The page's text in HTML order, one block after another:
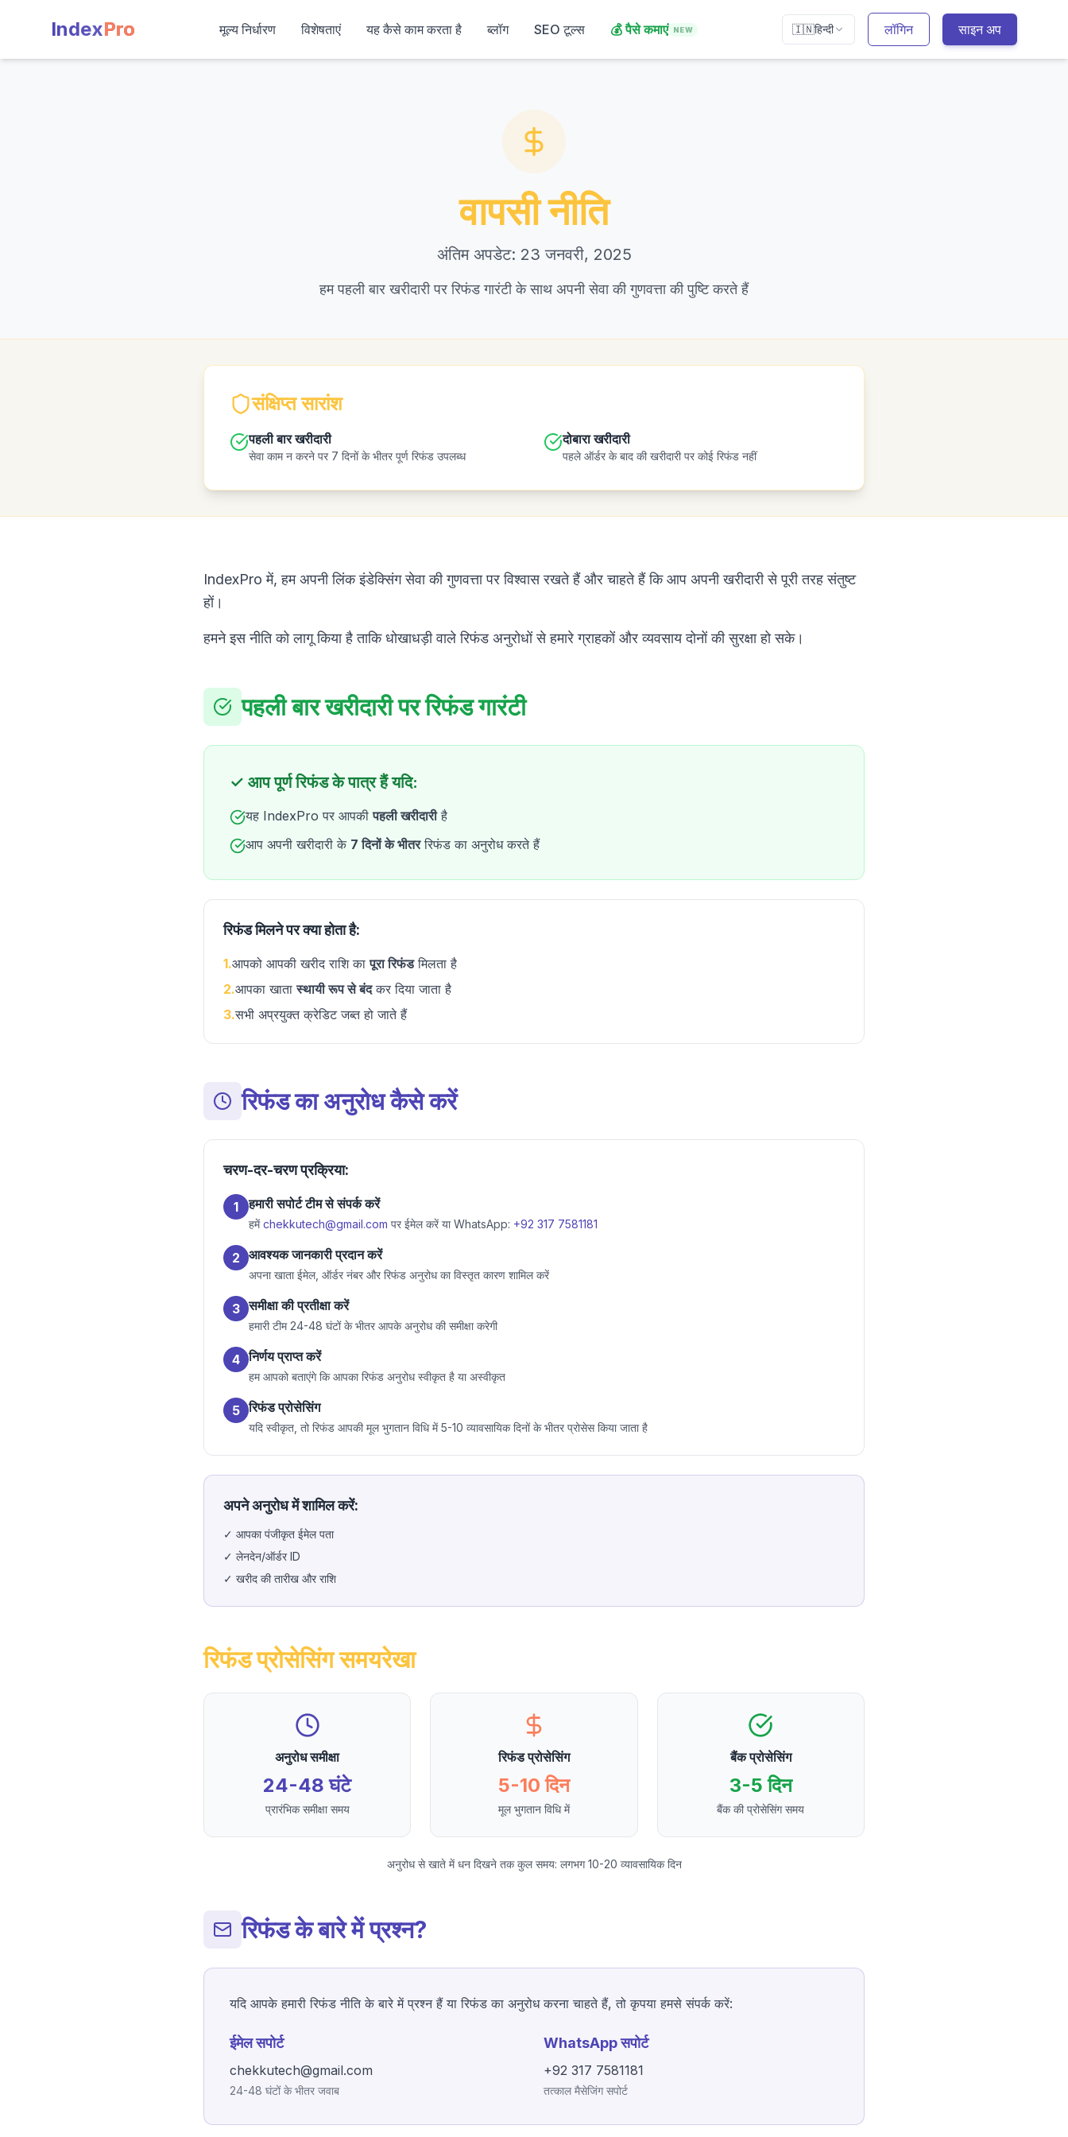
IndexPro मूल्य निर्धारण विशेषताएं यह कैसे काम करता है ब्लॉग SEO टूल्स 💰पैसे कमाएं NEW 🇮🇳हिन्दी लॉगिन साइन अप
वापसी नीति
अंतिम अपडेट: 23 जनवरी, 2025
हम पहली बार खरीदारी पर रिफंड गारंटी के साथ अपनी सेवा की गुणवत्ता की पुष्टि करते हैं
संक्षिप्त सारांश
पहली बार खरीदारी
सेवा काम न करने पर 7 दिनों के भीतर पूर्ण रिफंड उपलब्ध
दोबारा खरीदारी
पहले ऑर्डर के बाद की खरीदारी पर कोई रिफंड नहीं
IndexPro में, हम अपनी लिंक इंडेक्सिंग सेवा की गुणवत्ता पर विश्वास रखते हैं और चाहते हैं कि आप अपनी खरीदारी से पूरी तरह संतुष्ट
हों।
हमने इस नीति को लागू किया है ताकि धोखाधड़ी वाले रिफंड अनुरोधों से हमारे ग्राहकों और व्यवसाय दोनों की सुरक्षा हो सके।
पहली बार खरीदारी पर रिफंड गारंटी
✓ आप पूर्ण रिफंड के पात्र हैं यदि:
यह IndexPro पर आपकीपहली खरीदारीहै
आप अपनी खरीदारी के 7 दिनों के भीतररिफंड का अनुरोध करते हैं
रिफंड मिलने पर क्या होता है:
1.आपको आपकी खरीद राशि कापूरा रिफंडमिलता है
2.आपका खातास्थायी रूप से बंदकर दिया जाता है
3.सभी अप्रयुक्त क्रेडिट जब्त हो जाते हैं
रिफंड का अनुरोध कैसे करें
चरण-दर-चरण प्रक्रिया:
1 हमारी सपोर्ट टीम से संपर्क करें
हमेंchekkutech@gmail.com पर ईमेल करें या WhatsApp: +92 317 7581181
2 आवश्यक जानकारी प्रदान करें
अपना खाता ईमेल, ऑर्डर नंबर और रिफंड अनुरोध का विस्तृत कारण शामिल करें
3 समीक्षा की प्रतीक्षा करें
हमारी टीम 24-48 घंटों के भीतर आपके अनुरोध की समीक्षा करेगी
4 निर्णय प्राप्त करें
हम आपको बताएंगे कि आपका रिफंड अनुरोध स्वीकृत है या अस्वीकृत
5 रिफंड प्रोसेसिंग
यदि स्वीकृत, तो रिफंड आपकी मूल भुगतान विधि में 5-10 व्यावसायिक दिनों के भीतर प्रोसेस किया जाता है
अपने अनुरोध में शामिल करें:
✓ आपका पंजीकृत ईमेल पता
✓ लेनदेन/ऑर्डर ID
✓ खरीद की तारीख और राशि
रिफंड प्रोसेसिंग समयरेखा
अनुरोध समीक्षा
24-48 घंटे
प्रारंभिक समीक्षा समय
रिफंड प्रोसेसिंग
5-10 दिन
मूल भुगतान विधि में
बैंक प्रोसेसिंग
3-5 दिन
बैंक की प्रोसेसिंग समय
अनुरोध से खाते में धन दिखने तक कुल समय: लगभग 10-20 व्यावसायिक दिन
रिफंड के बारे में प्रश्न?
यदि आपके हमारी रिफंड नीति के बारे में प्रश्न हैं या रिफंड का अनुरोध करना चाहते हैं, तो कृपया हमसे संपर्क करें:
ईमेल सपोर्ट
chekkutech@gmail.com
24-48 घंटों के भीतर जवाब
WhatsApp सपोर्ट
+92 317 7581181
तत्काल मैसेजिंग सपोर्ट